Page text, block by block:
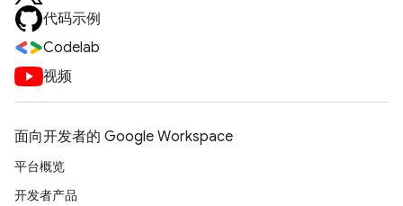
代码示例
Codelab
视频
面向开发者的 Google Workspace
平台概览
开发者产品